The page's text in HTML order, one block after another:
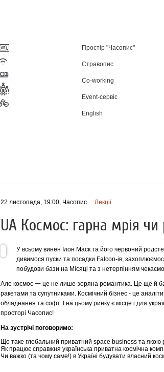
Простір "Часопис"
Стравопис
Co-working
Event-сервіс
English
22 листопада, 19:00, Часопис Лекції
UA Космос: гарна мрія чи
У всьому винен Ілон Маск та його червоний
дивимося пуски та посадки Falcon-ів,
побудови бази на Місяці та з нетерпінням чекаємо
Але космос 一 це не лише зоряна романтика. Це ще й
ракетами та супутниками. Космічний бізнес - це
обладнання та софт. І на цьому ринку є місце і для
просторі Часопис!
На зустрічі поговоримо:
Що таке глобальний приватний space business та якою
Як працює справжня українська приватна космічна
Чи важко (та чому саме!) в Україні будувати власний